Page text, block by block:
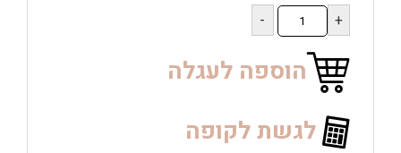
כמות
של
KISS
Lash
Couture
5th
Ave
–
Grandeur
הוספה לעגלה
לגשת לקופה